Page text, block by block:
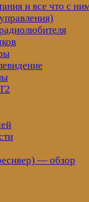
и все что с
— обзор